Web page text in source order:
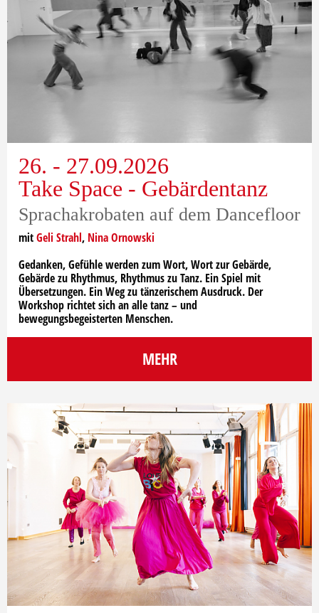
26. - 27.09.2026
Take Space - Gebärdentanz
Sprachakrobaten auf dem Dancefloor
mitGeli Strahl, Nina Ornowski
Gedanken, Gefühle werden zum Wort, Wort zur Gebärde,
Gebärde zu Rhythmus, Rhythmus zu Tanz. Ein Spiel mit
Übersetzungen. Ein Weg zu tänzerischem Ausdruck. Der
Workshop richtet sich an alle tanz – und
bewegungsbegeisterten Menschen.
MEHR